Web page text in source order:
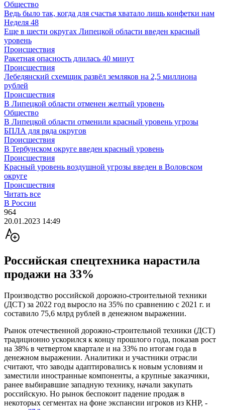
Общество
Ведь было так, когда для счастья хватало лишь конфетки нам
Неделя 48
Еще в шести округах Липецкой области введен красный
уровень
Происшествия
Ракетная опасность длилась 40 минут
Происшествия
Лебедянский схемщик развёл земляков на 2,5 миллиона
рублей
Происшествия
В Липецкой области отменен желтый уровень
Общество
В Липецкой области отменили красный уровень угрозы
БПЛА для ряда округов
Происшествия
В Тербунском округе введен красный уровень
Происшествия
Красный уровень воздушной угрозы введен в Воловском
округе
Происшествия
Читать все
В России
964
20.01.2023 14:49
Российская спецтехника нарастила
продажи на 33%
Производство российской дорожно-строительной техники
(ДСТ) за 2022 год выросло на 35% по сравнению с 2021 г. и
составило 75,6 млрд рублей в денежном выражении.
Рынок отечественной дорожно-строительной техники (ДСТ)
традиционно ускорился к концу прошлого года, показав рост
на 38% в четвертом квартале и на 33% по итогам года в
денежном выражении. Аналитики и участники отрасли
считают, что заводы адаптировались к новым условиям и
заместили иностранные компоненты, а крупные заказчики,
ранее выбиравшие западную технику, начали закупать
российскую. Но рынок беспокоит падение продаж в
некоторых сегментах на фоне экспансии игроков из КНР, -